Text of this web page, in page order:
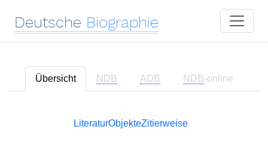
Deutsche Biographie
Übersicht NDB ADB NDB-online
LiteraturObjekteZitierweise